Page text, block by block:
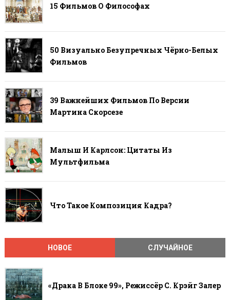
15 Фильмов О Философах
50 Визуально Безупречных Чёрно-Белых
Фильмов
39 Важнейших Фильмов По Версии
Мартина Скорсезе
Малыш И Карлсон: Цитаты Из
Мультфильма
Что Такое Композиция Кадра?
НОВОЕ СЛУЧАЙНОЕ
«Драка В Блоке 99», Режиссёр С. Крэйг Залер